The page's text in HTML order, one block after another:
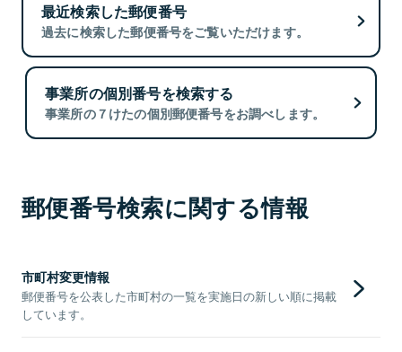
最近検索した郵便番号
過去に検索した郵便番号をご覧いただけます。
事業所の個別番号を検索する
事業所の７けたの個別郵便番号をお調べします。
郵便番号検索に関する情報
市町村変更情報
郵便番号を公表した市町村の一覧を実施日の新しい順に掲載
しています。